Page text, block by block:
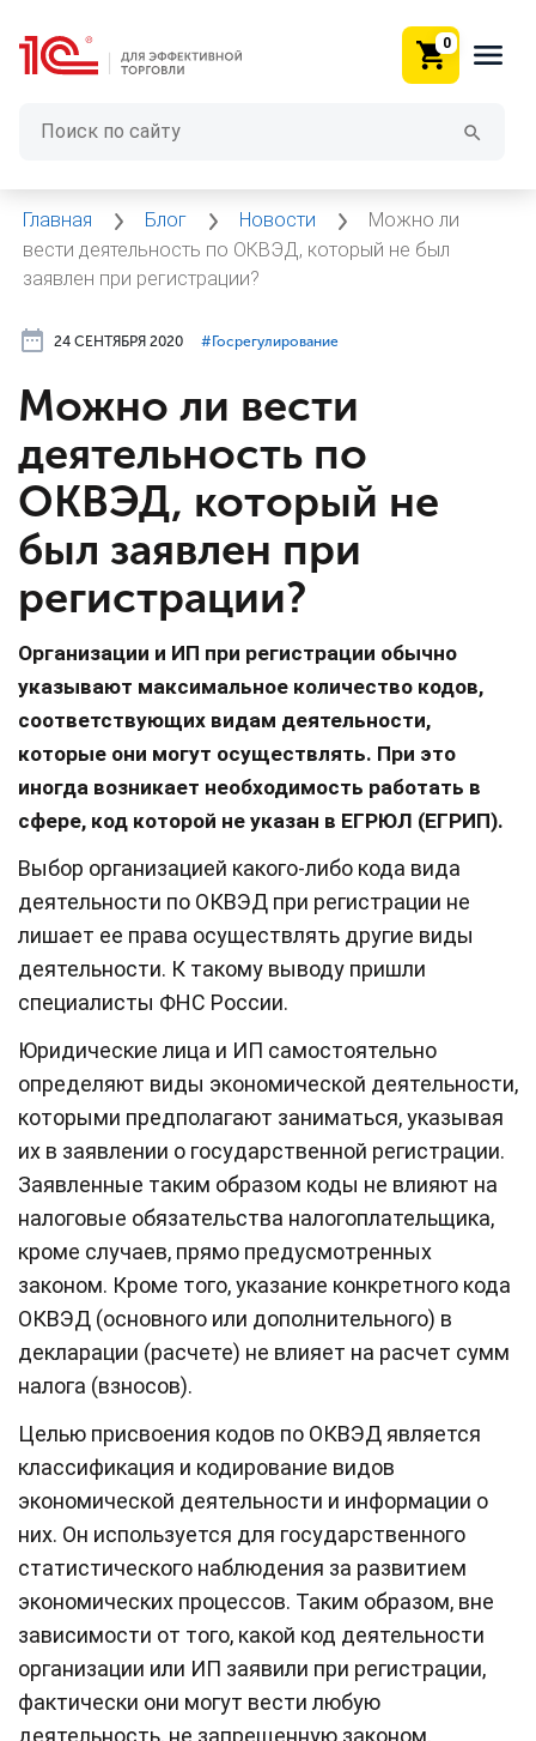
0
Главная Блог Новости
Можно ли
вести деятельность по ОКВЭД, который не был
заявлен при регистрации?
24 СЕНТЯБРЯ 2020 #⁣Госрегулирование
Можно ли вести
деятельность по
ОКВЭД, который не
был заявлен при
регистрации?
Организации и ИП при регистрации обычно
указывают максимальное количество кодов,
соответствующих видам деятельности,
которые они могут осуществлять. При это
иногда возникает необходимость работать в
сфере, код которой не указан в ЕГРЮЛ (ЕГРИП).
Выбор организацией какого-либо кода вида
деятельности по ОКВЭД при регистрации не
лишает ее права осуществлять другие виды
деятельности. К такому выводу пришли
специалисты ФНС России.
Юридические лица и ИП самостоятельно
определяют виды экономической деятельности,
которыми предполагают заниматься, указывая
их в заявлении о государственной регистрации.
Заявленные таким образом коды не влияют на
налоговые обязательства налогоплательщика,
кроме случаев, прямо предусмотренных
законом. Кроме того, указание конкретного кода
ОКВЭД (основного или дополнительного) в
декларации (расчете) не влияет на расчет сумм
налога (взносов).
Целью присвоения кодов по ОКВЭД является
классификация и кодирование видов
экономической деятельности и информации о
них. Он используется для государственного
статистического наблюдения за развитием
экономических процессов. Таким образом, вне
зависимости от того, какой код деятельности
организации или ИП заявили при регистрации,
фактически они могут вести любую
деятельность, не запрещенную законом.